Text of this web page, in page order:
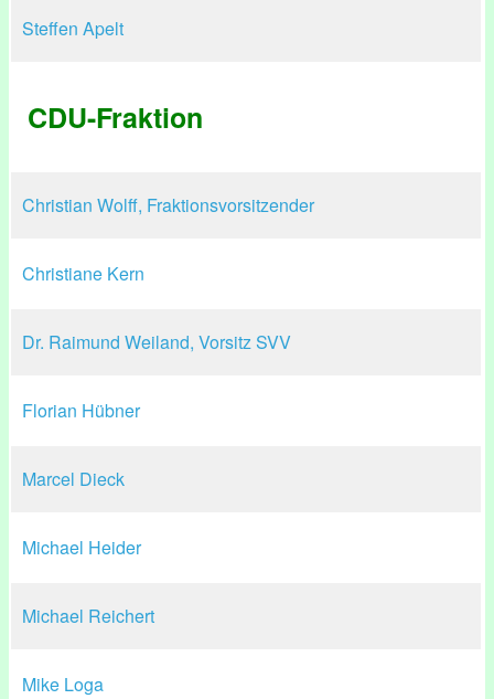
Steffen Apelt
CDU-Fraktion
Christian Wolff, Fraktionsvorsitzender
Christiane Kern
Dr. Raimund Weiland, Vorsitz SVV
Florian Hübner
Marcel Dieck
Michael Heider
Michael Reichert
Mike Loga